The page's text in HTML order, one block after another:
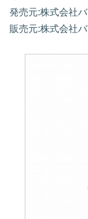
発売元:株式会社
販売元:株式会社